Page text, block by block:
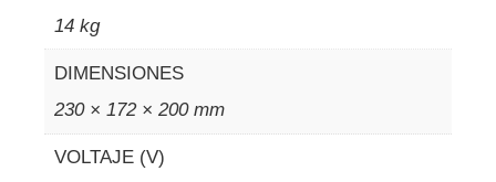
14 kg
DIMENSIONES
230 × 172 × 200 mm
VOLTAJE (V)